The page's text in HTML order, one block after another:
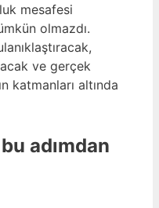
mesafesi
olmazdı.
ve gerçek
katmanları altında
adımdan